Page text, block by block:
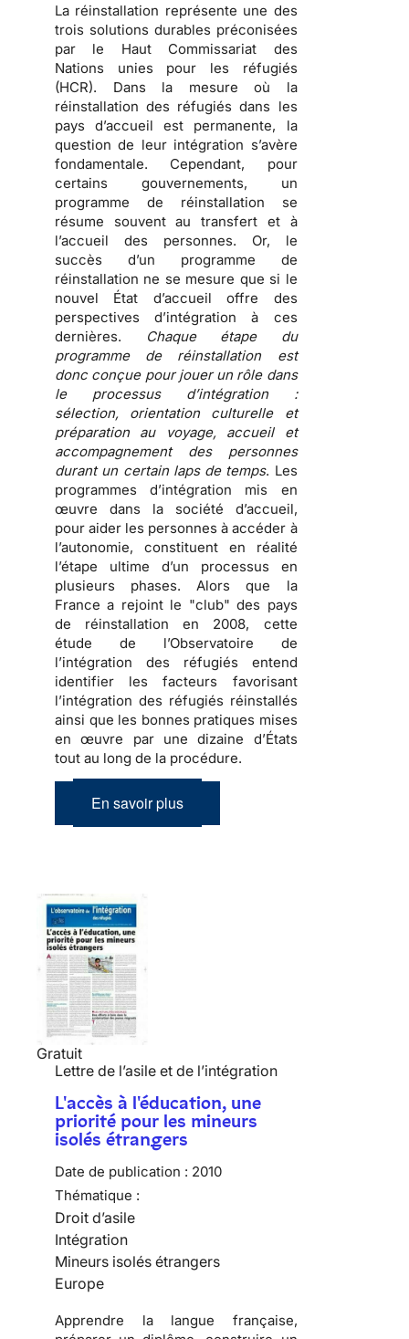
La réinstallation représente une des
trois solutions durables préconisées
par le Haut Commissariat des
Nations unies pour les réfugiés
(HCR). Dans la mesure où la
réinstallation des réfugiés dans les
pays d’accueil est permanente, la
question de leur intégration s’avère
fondamentale. Cependant, pour
certains gouvernements, un
programme de réinstallation se
résume souvent au transfert et à
l’accueil des personnes. Or, le
succès d’un programme de
réinstallation ne se mesure que si le
nouvel État d’accueil offre des
perspectives d’intégration à ces
dernières.
Chaque étape du
programme de réinstallation est
donc conçue pour jouer un rôle dans
le processus d’intégration :
sélection, orientation culturelle et
préparation au voyage, accueil et
accompagnement des personnes
durant un certain laps de temps. Les
programmes d’intégration mis en
œuvre dans la société d’accueil,
pour aider les personnes à accéder à
l’autonomie, constituent en réalité
l’étape ultime d’un processus en
plusieurs phases. Alors que la
France a rejoint le "club" des pays
de réinstallation en 2008, cette
étude de l’Observatoire de
l’intégration des réfugiés entend
identifier les facteurs favorisant
l’intégration des réfugiés réinstallés
ainsi que les bonnes pratiques mises
en œuvre par une dizaine d’États
tout au long de la procédure.
En savoir plus
Gratuit
Lettre de l’asile et de l’intégration
L'accès à l'éducation, une
priorité pour les mineurs
isolés étrangers
Date de publication : 2010
Thématique :
Droit d’asile
Intégration
Mineurs isolés étrangers
Europe
Apprendre la langue française,